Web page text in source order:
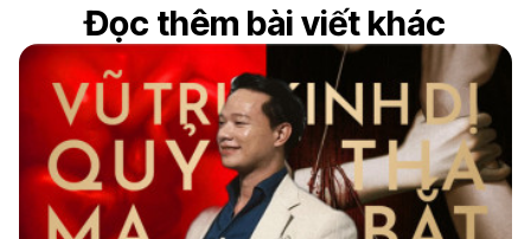
Đọc thêm bài viết khác